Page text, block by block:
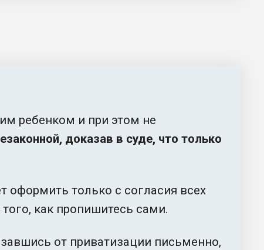
ребенком и при этом не
доказав в суде, что только
оформить только с согласия всех
как пропишитесь сами.
от приватизации письменно,